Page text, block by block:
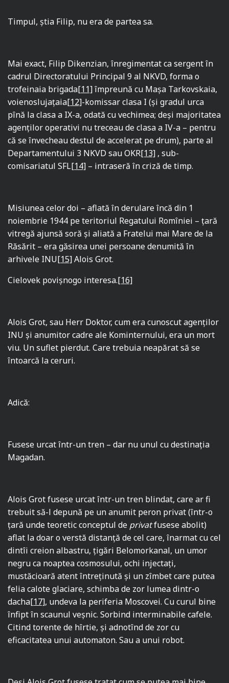
Timpul, ştia Filip, nu era de partea sa.
Mai exact, Filip Dikenzian, înregimentat ca sergent în
cadrul Directoratului Principal 9 al NKVD, forma o
trofeinaia brigada[11]împreună cu Maşa Tarkovskaia,
voienoslujaţaia[12]-komissar clasa I (şi gradul urca
pînă la clasa a IX-a, odată cu vechimea; deşi majoritatea
agenţilor operativi nu treceau de clasa a IV-a – pentru
că se învecheau destul de accelerat pe drum), parte al
Departamentului 3 NKVD sau OKR[13] , sub-
comisariatul SFL[14] – intraseră în criză de timp.
Misiunea celor doi – aflată în derulare încă din 1
noiembrie 1944 pe teritoriul Regatului Romîniei – ţară
vitregă ajunsă soră şi aliată a Fratelui mai Mare de la
Răsărit – era găsirea unei persoane denumită în
arhivele INU[15]Alois Grot.
Cielovek povişnogo interesa.[16]
Alois Grot, sau Herr Doktor, cum era cunoscut agenţilor
INU şi anumitor cadre ale Kominternului, era un mort
viu. Un suflet pierdut. Care trebuia neapărat să se
întoarcă la ceruri.
Adică:
Fusese urcat într-un tren – dar nu unul cu destinația
Magadan.
Alois Grot fusese urcat într-un tren blindat, care ar fi
trebuit să-l depună pe un anumit peron privat (într-o
ţară unde teoretic conceptul de privatfusese abolit)
aflat la doar o verstă distanţă de cel care, înarmat cu cel
dintîi creion albastru, ţigări Belomorkanal, un umor
negru ca noaptea cosmosului, ochi injectaţi,
mustăcioară atent întreţinută şi un zîmbet care putea
felia calote glaciare, schimba de zor lumea dintr-o
dacha[17], undeva la periferia Moscovei. Cu curul bine
înfipt în scaunul veşnic. Sorbind interminabile cafele.
Citind torente de hîrtie, şi adnotînd de zor cu
eficacitatea unui automaton. Sau a unui robot.